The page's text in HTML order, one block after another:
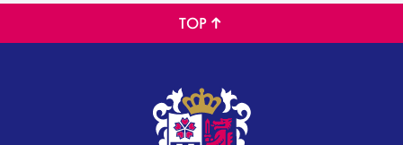
TOP